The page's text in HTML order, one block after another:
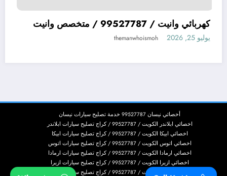
كهربائي وانيت / 99527787 / متخصص وانيت
ميكانيكي سيارات يابانية JAPAN افضل ميكيانيكي
أخصائي نيسان 99527787 خدمة تصليح سيارات نيسان
اخصائي ابلاندر الكويت / 99527787 / كراج تصليح سيارات ابلاندر
اخصائي ابيكا الكويت / 99527787 / كراج تصليح سيارات ابيكا
اخصائي اتوس الكويت / 99527787 / كراج تصليح سيارات اتوس
اخصائي ارمادا الكويت / 99527787 / كراج تصليح سيارات ارمادا
اخصائي ازيرا الكويت / 99527787 / كراج تصليح سيارات ازيرا